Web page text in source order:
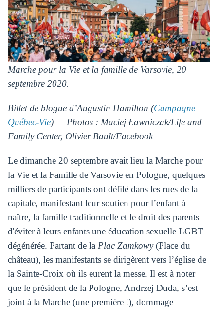
Marche pour la Vie et la famille de Varsovie, 20
septembre 2020.
Billet de blogue d’Augustin Hamilton (Campagne
Québec-Vie) — Photos : Maciej Ławniczak/Life and
Family Center, Olivier Bault/Facebook
Le dimanche 20 septembre avait lieu la Marche pour
la Vie et la Famille de Varsovie en Pologne, quelques
milliers de participants ont défilé dans les rues de la
capitale, manifestant leur soutien pour l’enfant à
naître, la famille traditionnelle et le droit des parents
d'éviter à leurs enfants une éducation sexuelle LGBT
dégénérée. Partant de la Plac Zamkowy(Place du
château), les manifestants se dirigèrent vers l’église de
la Sainte-Croix où ils eurent la messe. Il est à noter
que le président de la Pologne, Andrzej Duda, s’est
joint à la Marche (une première !), dommage